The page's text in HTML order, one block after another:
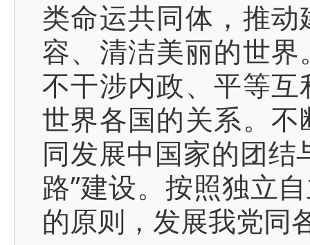
类命运共同体，推
容、清洁美丽的世
不干涉内政、平等
世界各国的关系。
同发展中国家的团结
路”建设。按照独立
的原则，发展我党同